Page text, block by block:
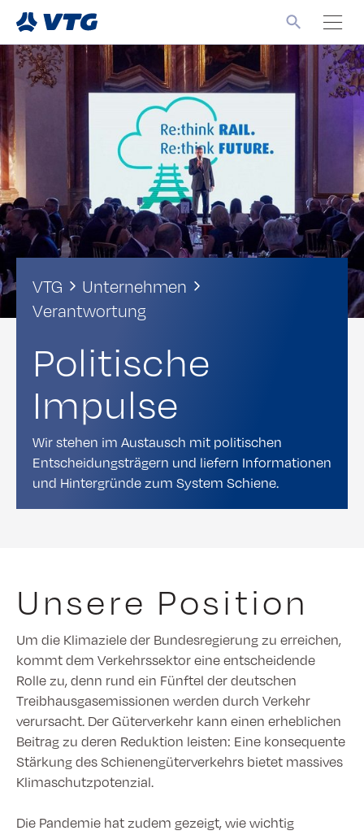
VTG
Unternehmen
Verantwortung
Politische
Impulse
Wir stehen im Austausch mit politischen
Entscheidungsträgern und liefern Informationen
und Hintergründe zum System Schiene.
Unsere Position
Um die Klimaziele der Bundesregierung zu erreichen,
kommt dem Verkehrssektor eine entscheidende
Rolle zu, denn rund ein Fünftel der deutschen
Treibhausgasemissionen werden durch Verkehr
verursacht. Der Güterverkehr kann einen erheblichen
Beitrag zu deren Reduktion leisten: Eine konsequente
Stärkung des Schienengüterverkehrs bietet massives
Klimaschutzpotenzial.
Die Pandemie hat zudem gezeigt, wie wichtig